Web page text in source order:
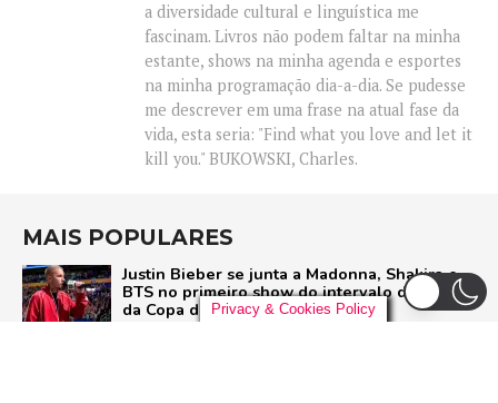
a diversidade cultural e linguística me
fascinam. Livros não podem faltar na minha
estante, shows na minha agenda e esportes
na minha programação dia-a-dia. Se pudesse
me descrever em uma frase na atual fase da
vida, esta seria: "Find what you love and let it
kill you." BUKOWSKI, Charles.
MAIS POPULARES
Justin Bieber se junta a Madonna, Shakira e
BTS no primeiro show do intervalo da final
da Copa do MundoPrivacy & Cookies Policy